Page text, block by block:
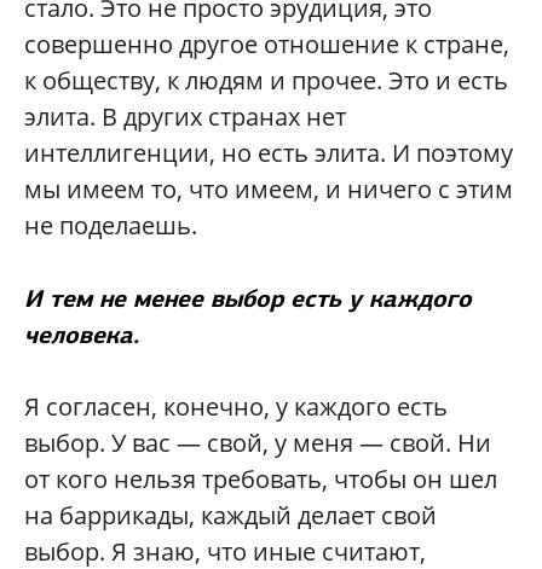
стало. Это не просто эрудиция, это
совершенно другое отношение к стране,
к обществу, к людям и прочее. Это и есть
элита. В других странах нет
интеллигенции, но есть элита. И поэтому
мы имеем то, что имеем, и ничего с этим
не поделаешь.
И тем не менее выбор есть у каждого
человека.
Я согласен, конечно, у каждого есть
выбор. У вас — свой, у меня — свой. Ни
от кого нельзя требовать, чтобы он шел
на баррикады, каждый делает свой
выбор. Я знаю, что иные считают,